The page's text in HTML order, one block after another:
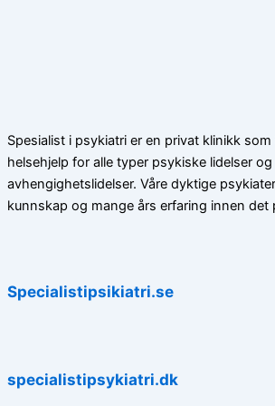
Spesialist i psykiatri er en privat klinikk
helsehjelp for alle typer psykiske lidelser og
avhengighetslidelser. Våre dyktige
kunnskap og mange års erfaring innen det
Specialistipsikiatri.se
specialistipsykiatri.dk